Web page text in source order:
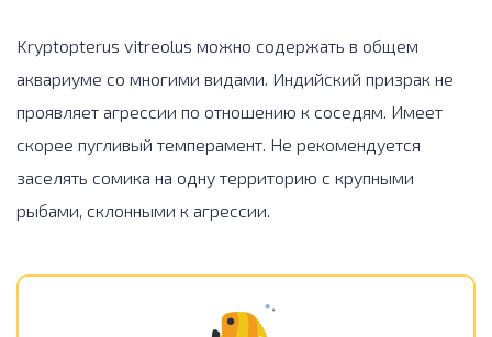
Kryptopterus vitreolus можно содержать в общем
аквариуме со многими видами. Индийский призрак не
проявляет агрессии по отношению к соседям. Имеет
скорее пугливый темперамент. Не рекомендуется
заселять сомика на одну территорию с крупными
рыбами, склонными к агрессии.